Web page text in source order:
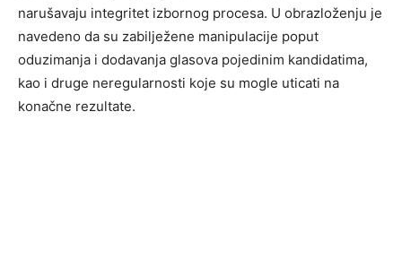
narušavaju integritet izbornog procesa. U obrazloženju je
navedeno da su zabilježene manipulacije poput
oduzimanja i dodavanja glasova pojedinim kandidatima,
kao i druge neregularnosti koje su mogle uticati na
konačne rezultate.